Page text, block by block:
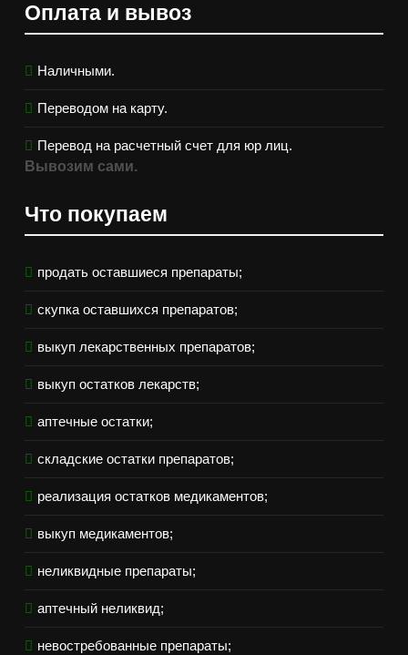
Оплата и вывоз
Наличными.
Переводом на карту.
Перевод на расчетный счет для юр лиц.
Вывозим сами.
Что покупаем
продать оставшиеся препараты;
скупка оставшихся препаратов;
выкуп лекарственных препаратов;
выкуп остатков лекарств;
аптечные остатки;
складские остатки препаратов;
реализация остатков медикаментов;
выкуп медикаментов;
неликвидные препараты;
аптечный неликвид;
невостребованные препараты;